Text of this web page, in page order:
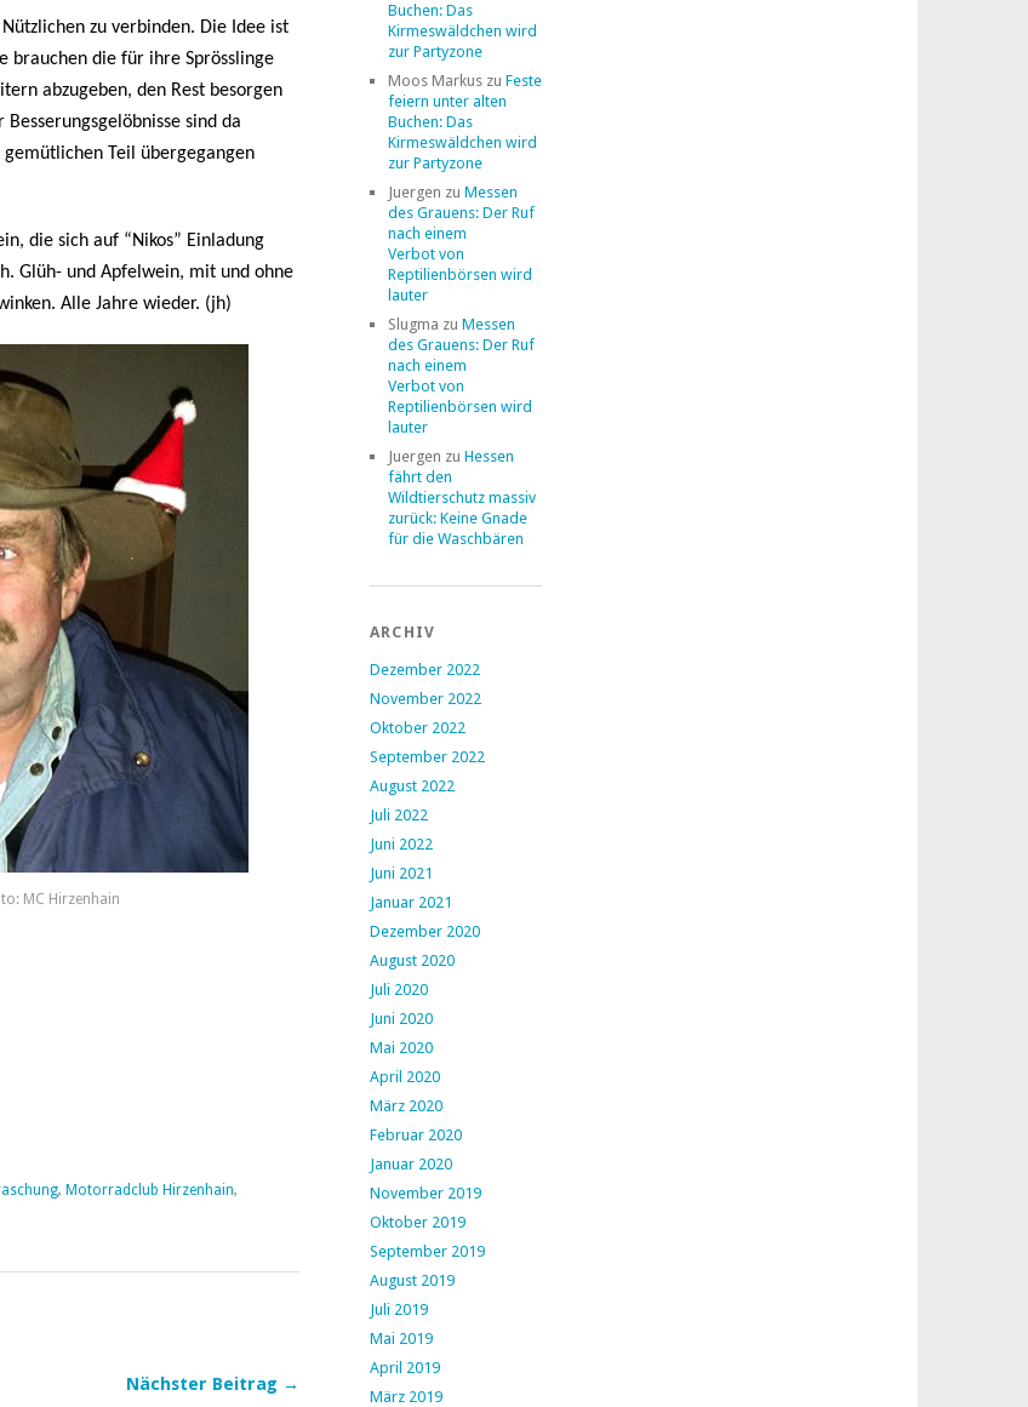
zu verbinden. Die Idee ist
brauchen die für ihre Sprösslinge
abzugeben, den Rest besorgen
sind da
Teil übergegangen
die sich auf “Nikos” Einladung
Glüh- und Apfelwein, mit und ohne
Alle Jahre wieder. (jh)
MC Hirzenhain
, Motorradclub Hirzenhain,
Nächster Beitrag →
Buchen: Das
Kirmeswäldchen wird
zur Partyzone
Moos Markuszu Feste
feiern unter alten
Buchen: Das
Kirmeswäldchen wird
zur Partyzone
Juergen zu Messen
des Grauens: Der Ruf
nach einem
Verbot von
Reptilienbörsen wird
lauter
Slugma zu Messen
des Grauens: Der Ruf
nach einem
Verbot von
Reptilienbörsen wird
lauter
Juergen zu Hessen
fährt den
Wildtierschutz massiv
zurück: Keine Gnade
für die Waschbären
ARCHIV
Dezember 2022
November 2022
Oktober 2022
September 2022
August 2022
Juli 2022
Juni 2022
Juni 2021
Januar 2021
Dezember 2020
August 2020
Juli 2020
Juni 2020
Mai 2020
April 2020
März 2020
Februar 2020
Januar 2020
November 2019
Oktober 2019
September 2019
August 2019
Juli 2019
Mai 2019
April 2019
März 2019